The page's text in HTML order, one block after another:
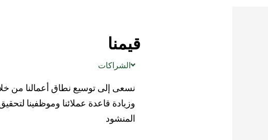
قيمنا
الشراكات​
نسعى إلى توسيع نطاق أعمالنا من
وزيادة قاعدة عملائنا وموظفينا
المنشود​